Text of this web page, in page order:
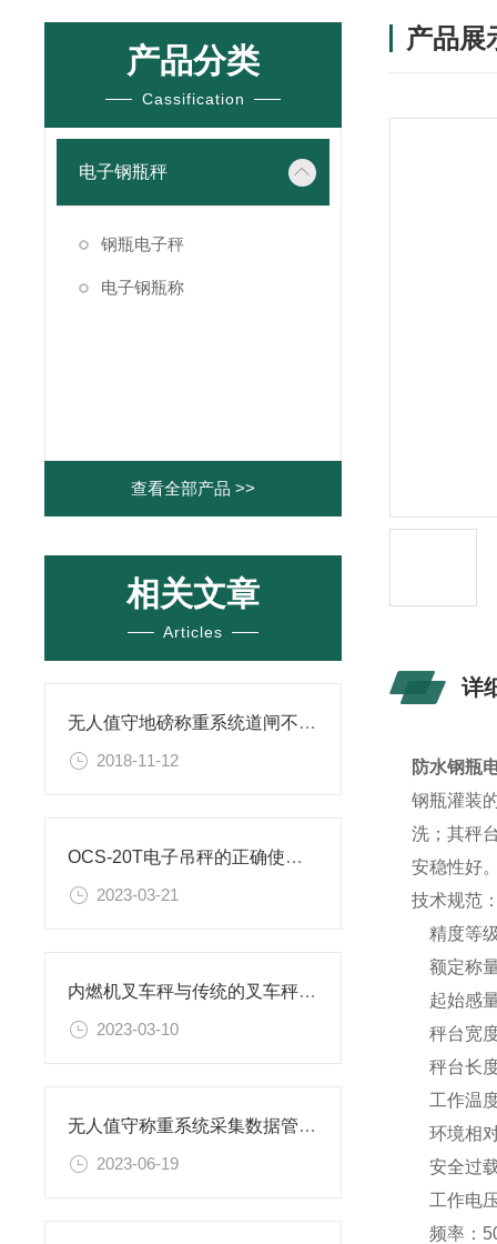
产品分类
Cassification
电子钢瓶秤
钢瓶电子秤
电子钢瓶称
查看全部产品 >>
相关文章
Articles
无人值守地磅称重系统道闸不起杆故障排除
2018-11-12
OCS-20T电子吊秤的正确使用方法
2023-03-21
内燃机叉车秤与传统的叉车秤相比具有哪些优势？
2023-03-10
无人值守称重系统采集数据管理防控作假提高过磅效率
2023-06-19
产品展
详
防水钢瓶
钢瓶灌装
洗；其秤
安稳性好
技术规范
精度等
额定称
起始感
秤台宽
秤台长
工作温
环境相
安全过
工作电
频率：